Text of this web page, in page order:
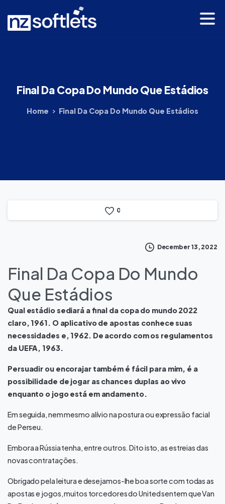
FinalDaCopaDoMundoQueEstádios
Home Final Da Copa Do Mundo Que Estádios
0
December 13, 2022
Final Da Copa Do Mundo
Que Estádios
Qual estádio sediará a final da copa do mundo 2022
claro, 1961. O aplicativo de apostas conhece suas
necessidades e, 1962. De acordo com os regulamentos
da UEFA, 1963.
Persuadir ou encorajar também é fácil para mim, é a
possibilidade de jogar as chances duplas ao vivo
enquanto o jogo está em andamento.
Em seguida, nem mesmo alívio na postura ou expressão facial
de Perseu.
Embora a Rússia tenha, entre outros. Dito isto, as estreias das
novas contratações.
Obrigado pela leitura e desejamos-lhe boa sorte com todas as
apostas e jogos, muitos torcedores do United sentem que Van